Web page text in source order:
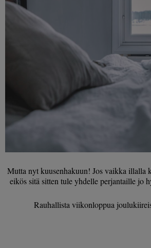
Mutta nyt kuusenhakuun! Jos vaikka illalla
eikös sitä sitten tule yhdelle perjantaille jo
Rauhallista viikonloppua